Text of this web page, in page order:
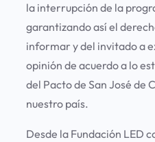
la interrupción de la
garantizando así el
informar y del invitado a
opinión de acuerdo a lo
del Pacto de San José de
nuestro país.
Desde la Fundación LED